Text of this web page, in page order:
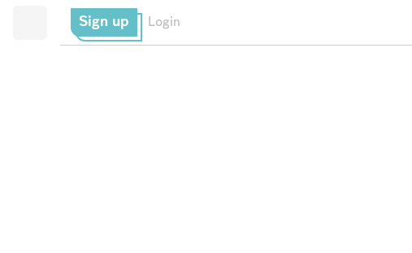
Sign up Login